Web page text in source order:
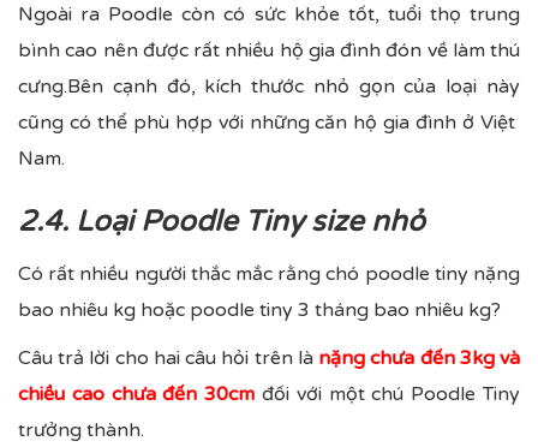
Ngoài ra Poodle còn có sức khỏe tốt, tuổi thọ trung
bình cao nên được rất nhiều hộ gia đình đón về làm thú
cưng.Bên cạnh đó, kích thước nhỏ gọn của loại này
cũng có thể phù hợp với những căn hộ gia đình ở Việt
Nam.
2.4. Loại Poodle Tiny size nhỏ
Có rất nhiều người thắc mắc rằng chó poodle tiny nặng
bao nhiêu kg hoặc poodle tiny 3 tháng bao nhiêu kg?
Câu trả lời cho hai câu hỏi trên là nặng chưa đến 3kg và
chiều cao chưa đến 30cm đối với một chú Poodle Tiny
trưởng thành.